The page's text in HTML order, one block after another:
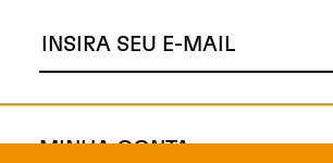
MINHA CONTA